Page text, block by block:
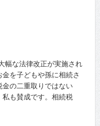
な法律改正が実施され
金を子どもや孫に相続さ
の二重取りではない
も賛成です。相続税